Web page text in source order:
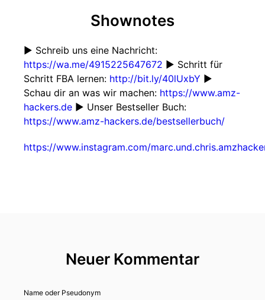
Shownotes
► Schreib uns eine Nachricht:
https://wa.me/4915225647672 ► Schritt für
Schritt FBA lernen: http://bit.ly/40lUxbY ►
Schau dir an was wir machen: https://www.amz-
hackers.de ► Unser Bestseller Buch:
https://www.amz-hackers.de/bestsellerbuch/
https://www.instagram.com/
Neuer Kommentar
Name oder Pseudonym